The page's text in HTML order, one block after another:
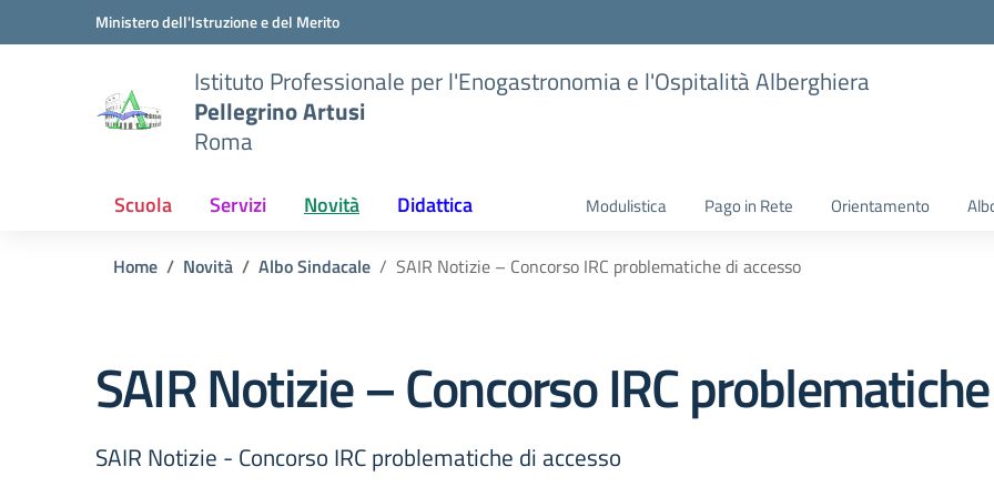
Vai ai contenuti
Vai al menu di navigazioneMinistero dell'Istruzione e del Merito
Istituto Professionale per l'Enogastronomia e l'Ospitalità Alberghiera
Pellegrino Artusi
Roma
Scuola Servizi Novità Didattica Modulistica Pago in Rete Orientamento
Home Novità Albo Sindacale SAIR Notizie – Concorso IRC problematiche di accesso
SAIR Notizie – Concorso IRC
SAIR Notizie - Concorso IRC problematiche di accesso